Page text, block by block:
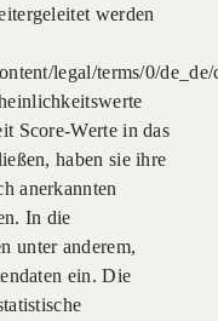
werden
legal/terms/0/
Score-Werte in das
haben sie ihre
anerkannten
In die
unter anderem,
ein. Die